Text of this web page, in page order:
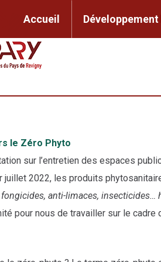
Accueil
le Zéro Phyto
sur l’entretien des espaces
juillet 2022, les produits
anti-limaces,
pour nous de travailler sur le
Accueil